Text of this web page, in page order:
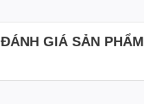
ĐÁNH GIÁ SẢN PHẨM